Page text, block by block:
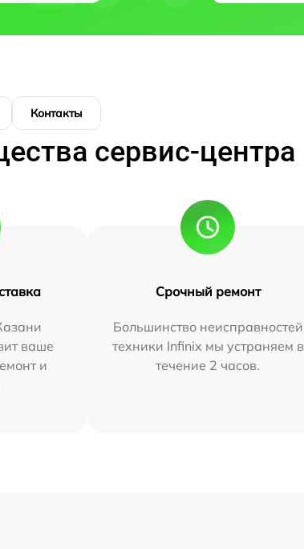
Контакты
сервис-центра
ваше
и
Срочный ремонт
Большинство неисправностей
техники Infinix мы устраняем в
течение 2 часов.